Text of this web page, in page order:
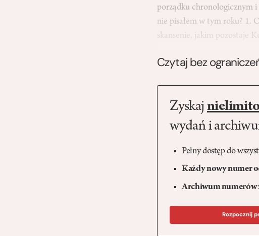
porządku chronologicznym i
nie pisałem w tym roku? 1.
skansenie, jakim pozostaje
Czytaj bez
Zyskaj
wydań i
Pełny dostęp do
Każdy nowy numer
Archiwum numerów
Rozpocznij